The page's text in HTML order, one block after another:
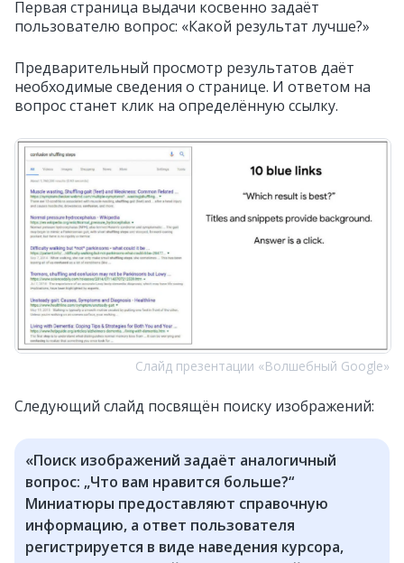
Первая страница выдачи косвенно задаёт
пользователю вопрос: «Какой результат лучше?»
Предварительный просмотр результатов даёт
необходимые сведения о странице. И ответом на
вопрос станет клик на определённую ссылку.
Слайд презентации «Волшебный Google»
Следующий слайд посвящён поиску изображений:
«Поиск изображений задаёт аналогичный
вопрос: „Что вам нравится больше?“
Миниатюры предоставляют справочную
информацию, а ответ пользователя
регистрируется в виде наведения курсора,